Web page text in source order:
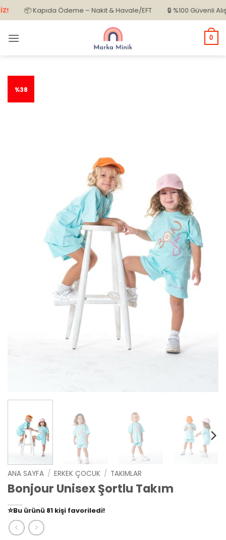
İçeriğe
atla
📦 Kapıda Ödeme – Nakit & Havale/EFT 🔒 %100 Güvenli Alışveriş
0
%38
ANA SAYFA / ERKEK ÇOCUK / TAKIMLAR
Bonjour Unisex Şortlu Takım
⭐️Bu ürünü 81 kişi favoriledi!
🛒39 kişisepetine ekledi!
✅ Bugün 14 adet